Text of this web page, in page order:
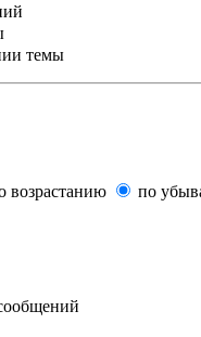
темы
возрастанию
по